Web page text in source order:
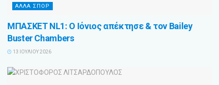
ΑΛΛΑ ΣΠΟΡ
ΜΠΑΣΚΕΤ NL1: Ο Ιόνιος απέκτησε & τον Bailey
Buster Chambers
13 ΙΟΥΛΊΟΥ 2026